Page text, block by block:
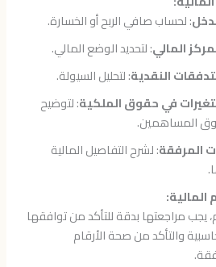
: لحساب صافي الربح أو الخسارة.
المالي: لتحديد الوضع المالي.
النقدية: لتحليل السيولة.
في حقوق الملكية: لتوضيح
المساهمين.
المرفقة: لشرح التفاصيل المالية
المالية:
يجب مراجعتها بدقة للتأكد من توافقها
والتأكد من صحة الأرقام